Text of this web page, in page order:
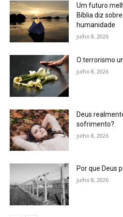
Um futuro
Bíblia diz
humanidade
julho 8, 2026
O terrorismo
julho 8, 2026
Deus
sofrimento?
julho 8, 2026
Por que Deus
julho 8, 2026